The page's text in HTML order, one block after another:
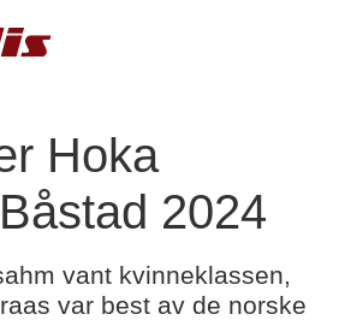
Hoka
2024
vant kvinneklassen,
var best av de norske